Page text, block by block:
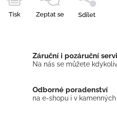
Tisk Zeptat se Sdílet
Záruční i pozáruční
Na nás se můžete
Odborné poradenství
na e-shopu i v